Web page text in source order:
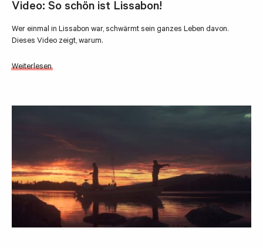
Video: So schön ist Lissabon!
Wer einmal in Lissabon war, schwärmt sein ganzes Leben davon.
Dieses Video zeigt, warum.
Weiterlesen